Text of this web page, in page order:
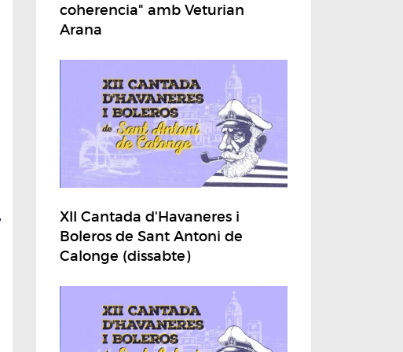
coherencia" amb Veturian
Arana
XII Cantada d'Havaneres i
Boleros de Sant Antoni de
Calonge (dissabte)